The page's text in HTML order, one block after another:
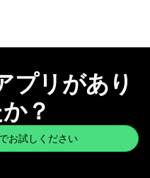
プリがあり
？
お試しください